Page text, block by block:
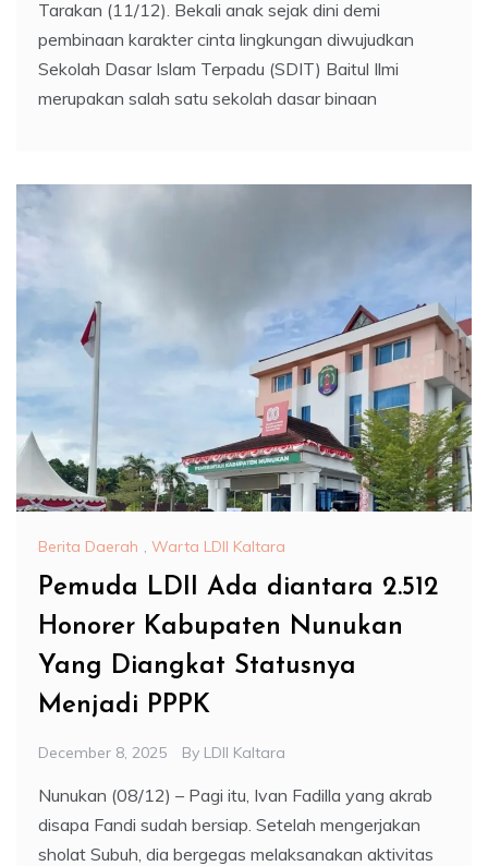
Tarakan (11/12). Bekali anak sejak dini demi
pembinaan karakter cinta lingkungan diwujudkan
Sekolah Dasar Islam Terpadu (SDIT) Baitul Ilmi
merupakan salah satu sekolah dasar binaan
Berita Daerah , Warta LDII Kaltara
Pemuda LDII Ada diantara 2.512
Honorer Kabupaten Nunukan
Yang Diangkat Statusnya
Menjadi PPPK
December 8, 2025 By LDII Kaltara
Nunukan (08/12) – Pagi itu, Ivan Fadilla yang akrab
disapa Fandi sudah bersiap. Setelah mengerjakan
sholat Subuh, dia bergegas melaksanakan aktivitas